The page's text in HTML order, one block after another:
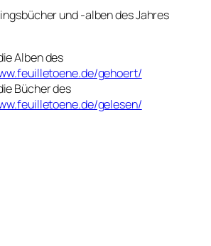
und -alben des Jahres
Alben des
gehoert/
Bücher des
gelesen/